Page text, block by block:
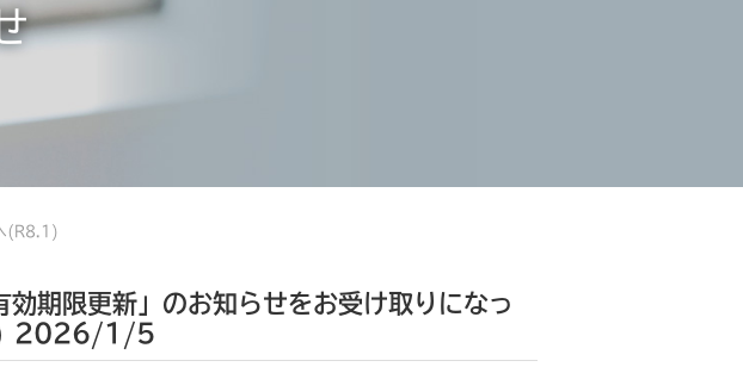
(R8.1)
効期限更新」のお知らせをお受け取りになっ
2026/1/5